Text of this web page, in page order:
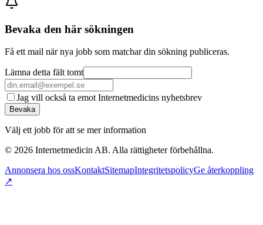
Bevaka den här sökningen
Få ett mail när nya jobb som matchar din sökning publiceras.
Lämna detta fält tomt
Jag vill också ta emot Internetmedicins nyhetsbrev
Bevaka
Välj ett jobb för att se mer information
© 2026 Internetmedicin AB. Alla rättigheter förbehållna.
Annonsera hos ossKontaktSitemapIntegritetspolicyGe återkoppling
↗